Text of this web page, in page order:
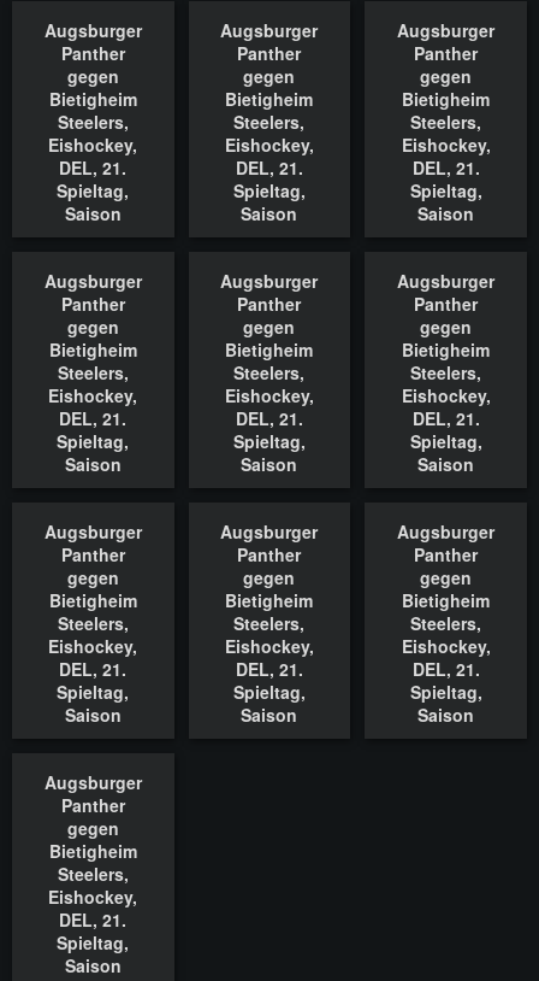
In den Warenkorb
Augsburger
Panther
gegen
Bietigheim
Steelers,
Eishockey,
DEL, 21.
Spieltag,
Saison
2022/2023,
In den Warenkorb
Augsburger
Panther
gegen
Bietigheim
Steelers,
Eishockey,
DEL, 21.
Spieltag,
Saison
2022/2023,
In den
Augsburger
Panther
gegen
Bietigheim
Steelers,
Eishockey,
DEL, 21.
Spieltag,
Saison
2022/2023,
In den Warenkorb
Augsburger
Panther
gegen
Bietigheim
Steelers,
Eishockey,
DEL, 21.
Spieltag,
Saison
2022/2023,
In den Warenkorb
Augsburger
Panther
gegen
Bietigheim
Steelers,
Eishockey,
DEL, 21.
Spieltag,
Saison
2022/2023,
In den
Augsburger
Panther
gegen
Bietigheim
Steelers,
Eishockey,
DEL, 21.
Spieltag,
Saison
2022/2023,
In den Warenkorb
Augsburger
Panther
gegen
Bietigheim
Steelers,
Eishockey,
DEL, 21.
Spieltag,
Saison
2022/2023,
In den Warenkorb
Augsburger
Panther
gegen
Bietigheim
Steelers,
Eishockey,
DEL, 21.
Spieltag,
Saison
2022/2023,
In den
Augsburger
Panther
gegen
Bietigheim
Steelers,
Eishockey,
DEL, 21.
Spieltag,
Saison
2022/2023,
In den Warenkorb
Augsburger
Panther
gegen
Bietigheim
Steelers,
Eishockey,
DEL, 21.
Spieltag,
Saison